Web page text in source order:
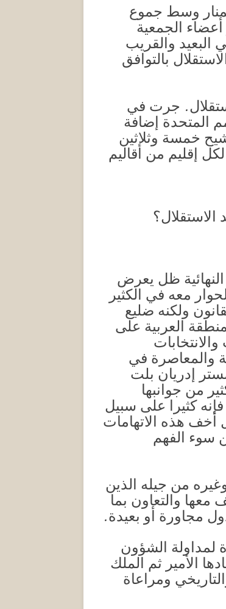
والعشرين من ديسمبر 1951 من قصر المنار وسط جموع
الجمعية
والقريب
بالتوافق
جرت في
الأمم المتحدة إضافة
خمسة وثلاثين
إقليم من أقاليم
صورته النهائية ظل يعرض
معه في الكثير
ولكنه ضليع
العربية على
والمعاصرة في
إدريان بلت
من جوانبها
كثيرا على سبيل
أخف هذه الاتهامات
سوء الفهم
من جيله الذين
والتعاون بما
مجاورة أو بعيدة.
لمداولة الشؤون
الأمير ثم الملك
ومراعاة